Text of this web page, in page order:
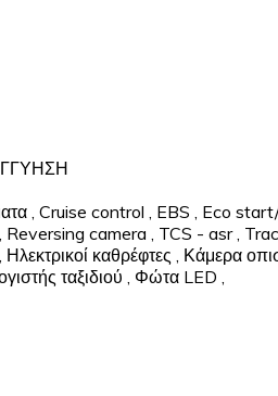
, Cruise control , EBS , Eco
, Reversing camera , TCS - asr ,
, Ηλεκτρικοί καθρέφτες , Κάμερα
ταξιδιού , Φώτα LED ,